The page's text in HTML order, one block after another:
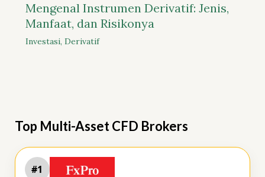
Mengenal Instrumen Derivatif: Jenis,
Manfaat, dan Risikonya
Investasi, Derivatif
Top Multi-Asset CFD Brokers
#1